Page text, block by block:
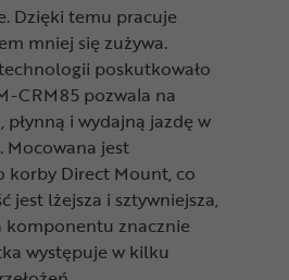
Dzięki temu pracuje
mniej się zużywa.
poskutkowało
CRM85 pozwala na
i wydajną jazdę w
jest
korby Direct Mount, co
jest lżejsza i sztywniejsza,
komponentu znacznie
występuje w kilku